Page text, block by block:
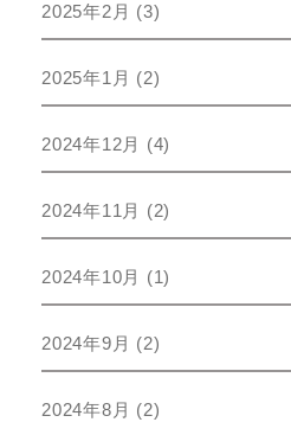
2025年2月 (3)
2025年1月 (2)
2024年12月 (4)
2024年11月 (2)
2024年10月 (1)
2024年9月 (2)
2024年8月 (2)